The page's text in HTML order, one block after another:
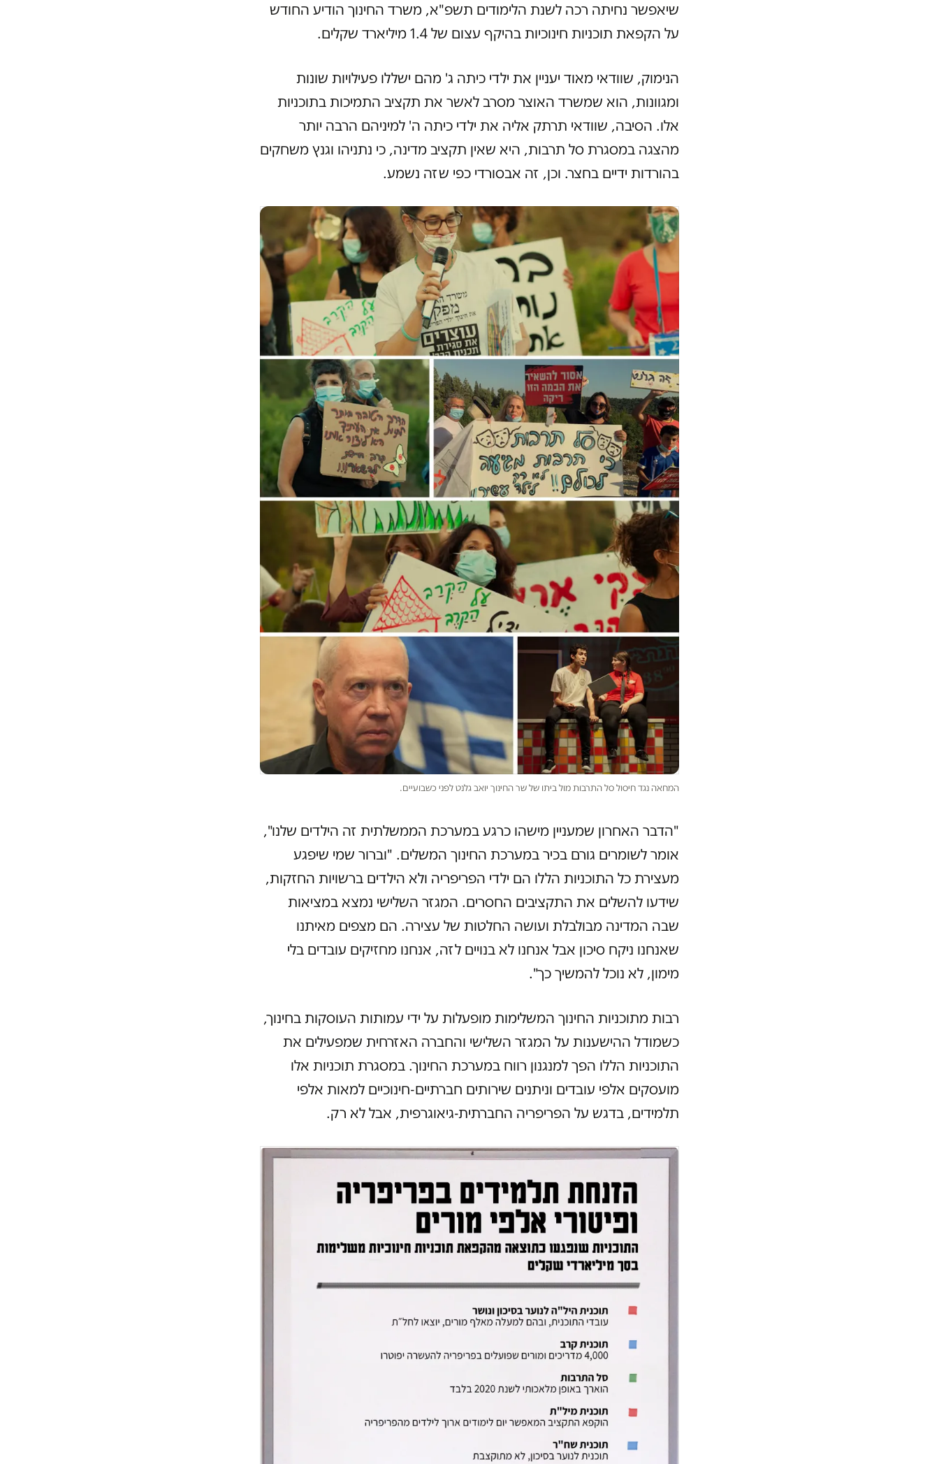
שיאפשר נחיתה רכה לשנת הלימודים תשפ"א, משרד החינוך הודיע החודש
על הקפאת תוכניות חינוכיות בהיקף עצום של 1.4 מיליארד שקלים.
הנימוק, שוודאי מאוד יעניין את ילדי כיתה ג' מהם ישללו פעילויות שונות
ומגוונות, הוא שמשרד האוצר מסרב לאשר את תקציב התמיכות בתוכניות
אלו. הסיבה, שוודאי תרתק אליה את ילדי כיתה ה' למיניהם הרבה יותר
מהצגה במסגרת סל תרבות, היא שאין תקציב מדינה, כי נתניהו וגנץ משחקים
בהורדות ידיים בחצר. וכן, זה אבסורדי כפי שזה נשמע.
המחאה נגד חיסול סל התרבות מול ביתו של שר החינוך יואב גלנט לפני כשבועיים.
"הדבר האחרון שמעניין מישהו כרגע במערכת הממשלתית זה הילדים שלנו",
אומר לשומרים גורם בכיר במערכת החינוך המשלים. "וברור שמי שיפגע
מעצירת כל התוכניות הללו הם ילדי הפריפריה ולא הילדים ברשויות החזקות,
שידעו להשלים את התקציבים החסרים. המגזר השלישי נמצא במציאות
שבה המדינה מבולבלת ועושה החלטות של עצירה. הם מצפים מאיתנו
שאנחנו ניקח סיכון אבל אנחנו לא בנויים לזה, אנחנו מחזיקים עובדים בלי
מימון, לא נוכל להמשיך כך".
רבות מתוכניות החינוך המשלימות מופעלות על ידי עמותות העוסקות בחינוך,
כשמודל ההישענות על המגזר השלישי והחברה האזרחית שמפעילים את
התוכניות הללו הפך למנגנון רווח במערכת החינוך. במסגרת תוכניות אלו
מועסקים אלפי עובדים וניתנים שירותים חברתיים-חינוכיים למאות אלפי
תלמידים, בדגש על הפריפריה החברתית-גיאוגרפית, אבל לא רק.